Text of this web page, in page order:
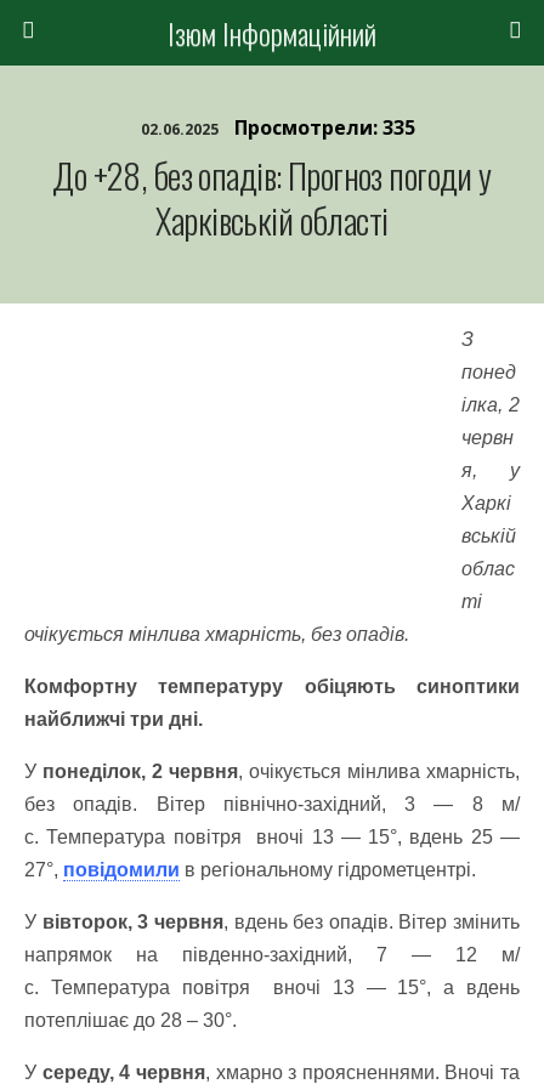
Ізюм Інформаційний
02.06.2025 Просмотрели: 335
До +28, без опадів: Прогноз погоди у
Харківській області
З
понед
ілка, 2
червн
я, у
Харкі
вській
облас
ті
очікується мінлива хмарність, без опадів.
Комфортну температуру обіцяють синоптики
найближчі три дні.
У понеділок, 2 червня, очікується мінлива хмарність,
без опадів. Вітер північно-західний, 3 — 8 м/
с. Температура повітря вночі 13 — 15°, вдень 25 —
27°, повідомили в регіональному гідрометцентрі.
У вівторок, 3 червня, вдень без опадів. Вітер змінить
напрямок на південно-західний, 7 — 12 м/
с. Температура повітря вночі 13 — 15°, а вдень
потеплішає до 28 – 30°.
У середу, 4 червня, хмарно з проясненнями. Вночі та